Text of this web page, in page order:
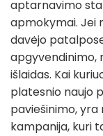
aptarnavimo
apmokymai. Jei
davėjo
apgyvendinimo,
išlaidas. Kai
platesnio naujo
paviešinimo,
kampanija, kuri